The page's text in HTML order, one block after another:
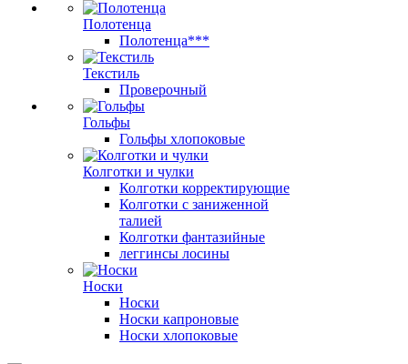
Полотенца
Полотенца***
Текстиль
Проверочный
Гольфы
Гольфы хлопоковые
Колготки и чулки
Колготки корректирующие
Колготки с заниженной
талией
Колготки фантазийные
леггинсы лосины
Носки
Носки
Носки капроновые
Носки хлопоковые